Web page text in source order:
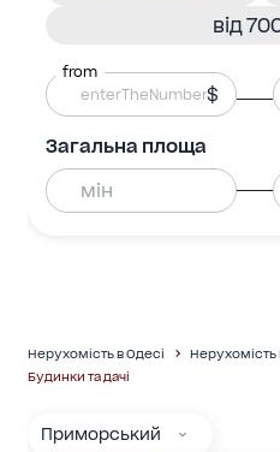
від
from
$
Загальна площа
Нерухомість в Одесі
Нерухомість
Будинки та дачі
Приморський